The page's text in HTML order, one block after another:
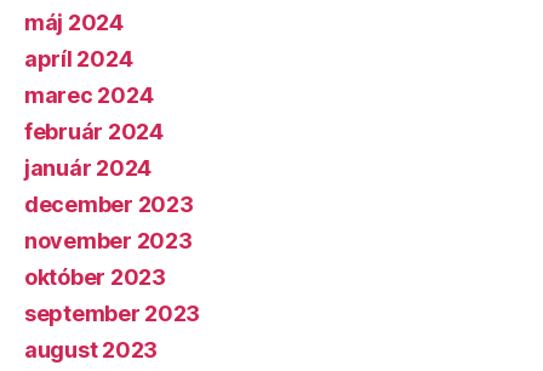
máj 2024
apríl 2024
marec 2024
február 2024
január 2024
december 2023
november 2023
október 2023
september 2023
august 2023